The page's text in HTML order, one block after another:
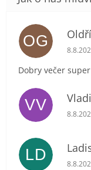
OG
Dobry večer super
VV
LD